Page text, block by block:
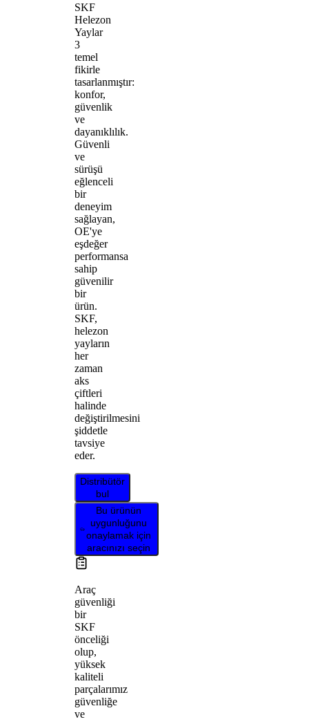
SKF
Helezon
Yaylar
3
temel
fikirle
tasarlanmıştır:
konfor,
güvenlik
ve
dayanıklılık.
Güvenli
ve
sürüşü
eğlenceli
bir
deneyim
sağlayan,
OE'ye
eşdeğer
performansa
sahip
güvenilir
bir
ürün.
SKF,
helezon
yayların
her
zaman
aks
çiftleri
halinde
değiştirilmesini
şiddetle
tavsiye
eder.
Distribütör
bul
Bu ürünün
uygunluğunu
onaylamak için
aracınızı seçin
Araç
güvenliği
bir
SKF
önceliği
olup,
yüksek
kaliteli
parçalarımız
güvenliğe
ve